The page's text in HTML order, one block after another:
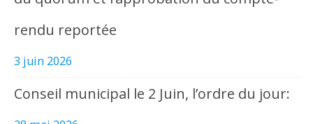
rendu reportée
3 juin 2026
Conseil municipal le 2 Juin, l’ordre du jour: